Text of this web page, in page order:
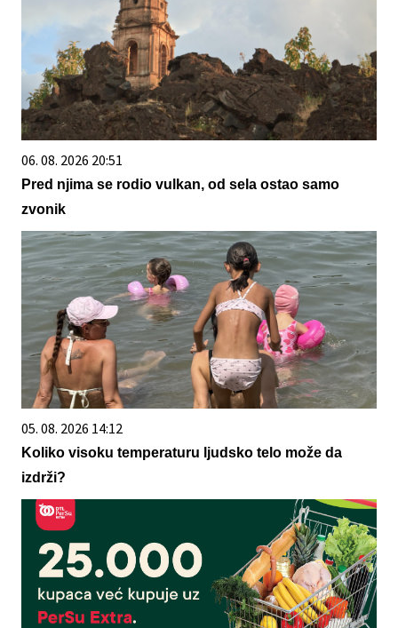
06. 08. 2026 20:51
Pred njima se rodio vulkan, od sela ostao samo
zvonik
05. 08. 2026 14:12
Koliko visoku temperaturu ljudsko telo može da
izdrži?